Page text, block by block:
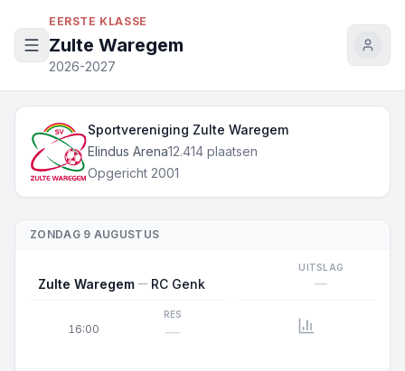
EERSTE KLASSE
Zulte Waregem
2026-2027
Volledige naam
Sportvereniging Zulte Waregem
Stadion
Elindus ArenaCapaciteit
12.414 plaatsen
Opgericht
Opgericht 2001
ZONDAG 9 AUGUSTUS
16:00
Zulte Waregem RC Genk
UITSLAG
—
RES
—